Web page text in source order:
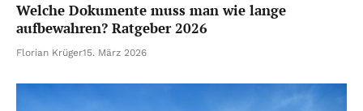
Welche Dokumente muss man wie lange
aufbewahren? Ratgeber 2026
Florian Krüger15. März 2026